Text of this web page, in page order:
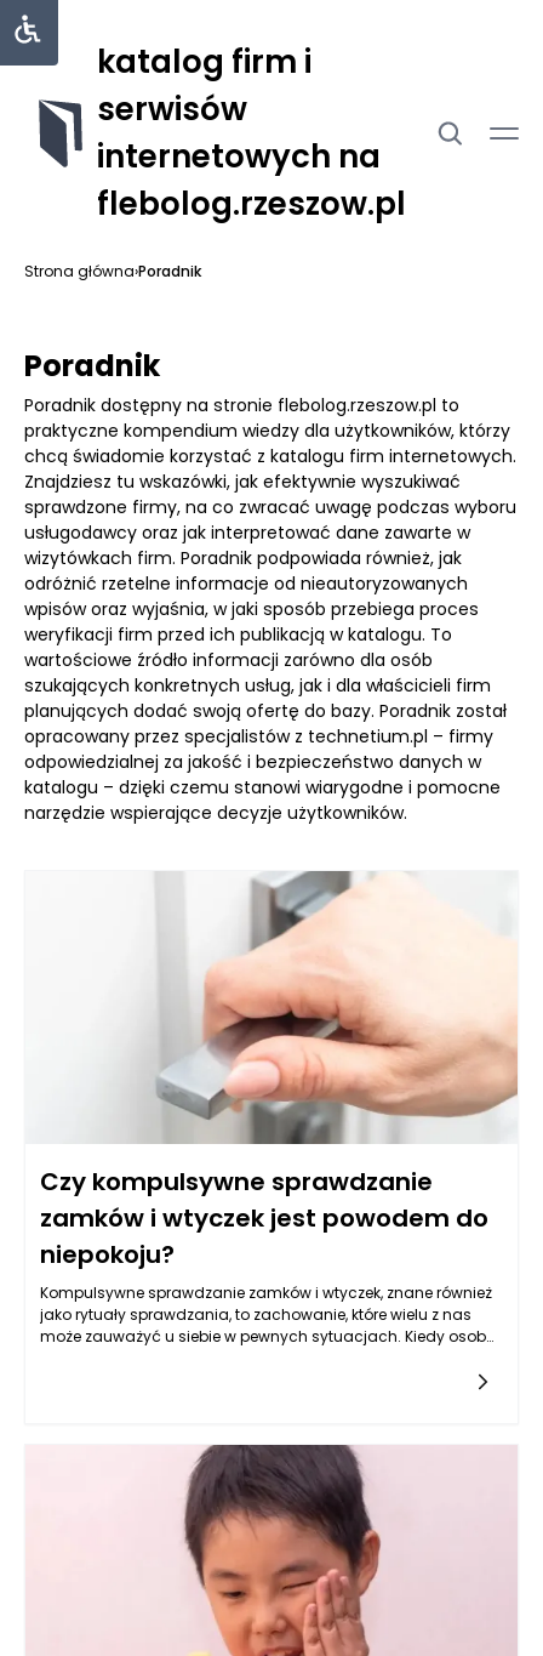
katalog firm i
serwisów
internetowych na
flebolog.rzeszow.pl
Strona główna›Poradnik
Poradnik
Poradnik dostępny na stronie flebolog.rzeszow.pl to
praktyczne kompendium wiedzy dla użytkowników, którzy
chcą świadomie korzystać z katalogu firm internetowych.
Znajdziesz tu wskazówki, jak efektywnie wyszukiwać
sprawdzone firmy, na co zwracać uwagę podczas wyboru
usługodawcy oraz jak interpretować dane zawarte w
wizytówkach firm. Poradnik podpowiada również, jak
odróżnić rzetelne informacje od nieautoryzowanych
wpisów oraz wyjaśnia, w jaki sposób przebiega proces
weryfikacji firm przed ich publikacją w katalogu. To
wartościowe źródło informacji zarówno dla osób
szukających konkretnych usług, jak i dla właścicieli firm
planujących dodać swoją ofertę do bazy. Poradnik został
opracowany przez specjalistów z technetium.pl – firmy
odpowiedzialnej za jakość i bezpieczeństwo danych w
katalogu – dzięki czemu stanowi wiarygodne i pomocne
narzędzie wspierające decyzje użytkowników.
Czy kompulsywne sprawdzanie
zamków i wtyczek jest powodem do
niepokoju?
Kompulsywne sprawdzanie zamków i wtyczek, znane również
jako rytuały sprawdzania, to zachowanie, które wielu z nas
może zauważyć u siebie w pewnych sytuacjach. Kiedy osoba
zamknięte, a urządzenia elektryczne są wyłączone, często jest
pytanie, czy warto się nim martwić, staje się niezwykle
istotne. Istnieją bowiem różne poziomy intensywności tego
typu zachowań, które mogą być związane z zaburzeniami
obsesyjno-kompulsyjnymi (OCD) lub innymi formami lęku.
Kluczowe jest, aby zrozumieć, kiedy te zachowania
przekraczają granice zdrowego funkcjonowania, a ich skala
zaczyna wpływać na codzienne życie.